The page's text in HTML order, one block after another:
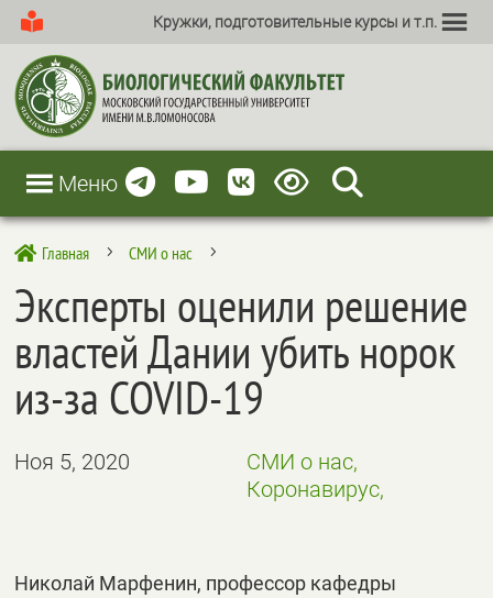
Кружки, подготовительные курсы и т.п.
Меню
 Главная 5 СМИ о нас 5
Эксперты оценили решение
властей Дании убить норок
из-за COVID-19
Ноя 5, 2020
СМИ о нас,
Коронавирус,
Николай Марфенин, профессор кафедры